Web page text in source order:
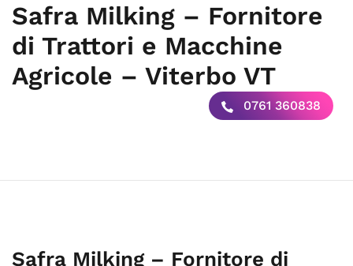
Safra Milking – Fornitore
di Trattori e Macchine
Agricole – Viterbo VT
0761 360838
Safra Milking – Fornitore di